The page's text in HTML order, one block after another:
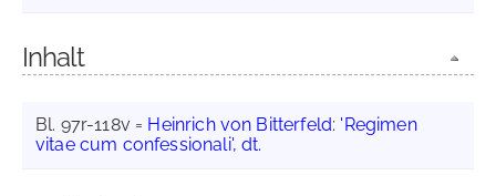
Inhalt
Bl. 97r-118v = Heinrich von Bitterfeld: 'Regimen
vitae cum confessionali', dt.